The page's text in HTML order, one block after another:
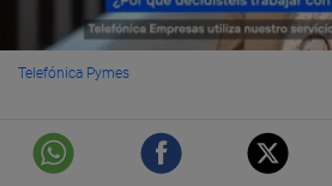
Telefónica Pymes
Joinup, movilidad sostenible
empleados